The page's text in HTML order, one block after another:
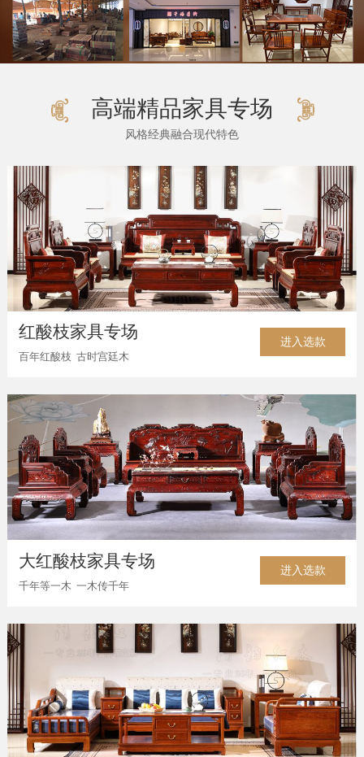
高端精品家具专场
风格经典融合现代特色
红酸枝家具专场
百年红酸枝 古时宫廷木
进入选款
大红酸枝家具专场
千年等一木 一木传千年
进入选款